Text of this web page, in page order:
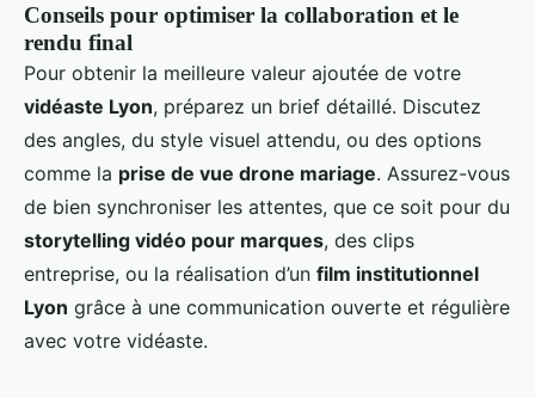
Conseils pour optimiser la collaboration et le
rendu final
Pour obtenir la meilleure valeur ajoutée de votre
vidéaste Lyon, préparez un brief détaillé. Discutez
des angles, du style visuel attendu, ou des options
comme la prise de vue drone mariage. Assurez-vous
de bien synchroniser les attentes, que ce soit pour du
storytelling vidéo pour marques, des clips
entreprise, ou la réalisation d’un film institutionnel
Lyon grâce à une communication ouverte et régulière
avec votre vidéaste.